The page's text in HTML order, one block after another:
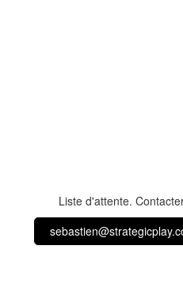
Liste d'attente.